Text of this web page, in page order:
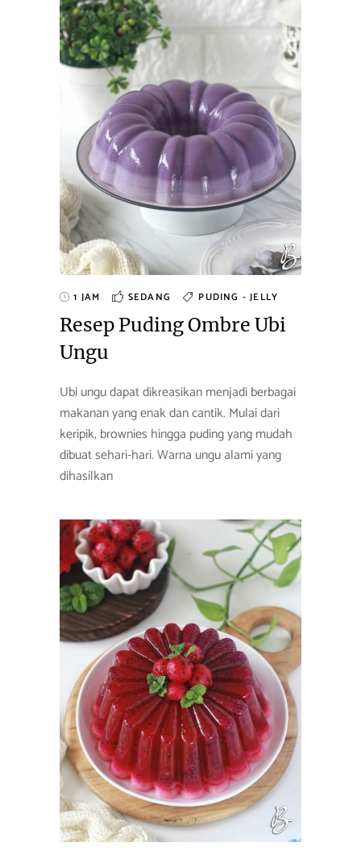
1 JAM SEDANG PUDING - JELLY
Resep Puding Ombre Ubi
Ungu
Ubi ungu dapat dikreasikan menjadi berbagai
makanan yang enak dan cantik. Mulai dari
keripik, brownies hingga puding yang mudah
dibuat sehari-hari. Warna ungu alami yang
dihasilkan